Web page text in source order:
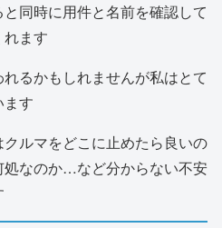
同時に用件と名前を確認して
ます
るかもしれませんが私はとて
ます
ルマをどこに止めたら良いの
なのか…など分からない不安